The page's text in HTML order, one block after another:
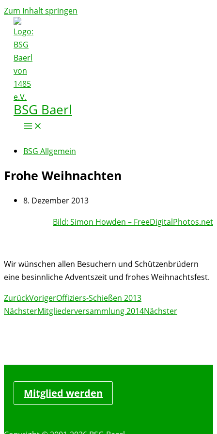
Zum Inhalt springen
BSG Baerl
BSG Allgemein
Frohe Weihnachten
8. Dezember 2013
Bild: Simon Howden – FreeDigitalPhotos.net
Wir wünschen allen Besuchern und Schützenbrüdern
eine besinnliche Adventszeit und frohes Weihnachtsfest.
ZurückVorigerOffiziers-Schießen 2013
NächsterMitgliederversammlung 2014Nächster
Mitglied werden